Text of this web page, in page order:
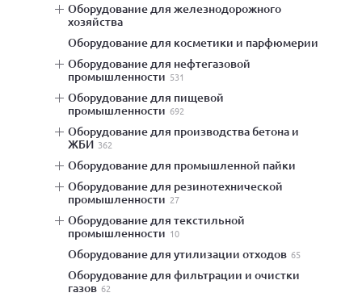
оборудование для железнодорожного
хозяйства
оборудование для косметики и парфюмерии
оборудование для нефтегазовой
промышленности 531
оборудование для пищевой
промышленности 692
оборудование для производства бетона и
ЖБИ 362
оборудование для промышленной пайки
оборудование для резинотехнической
промышленности 27
оборудование для текстильной
промышленности 10
оборудование для утилизации отходов 65
оборудование для фильтрации и очистки
газов 62